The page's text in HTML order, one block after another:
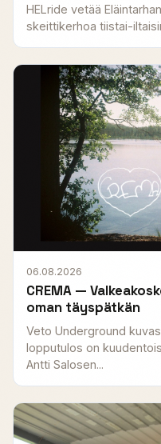
HELride vetää
skeittikerhoa tiistai-
06.08.2026
CREMA —
oman täyspätkän
Veto Underground
lopputulos on
Antti Salosen...